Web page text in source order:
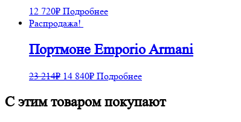
12 720₽ Подробнее
Распродажа!
Портмоне Emporio Armani
23 214₽ 14 840₽ Подробнее
С этим товаром покупают